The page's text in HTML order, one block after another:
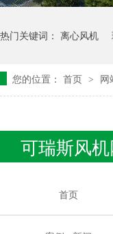
热门关键词： 离心风机
您的位置： 首页 > 网
可瑞斯风
首页